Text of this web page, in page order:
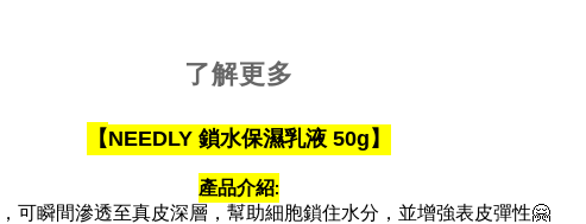
了解更多
【NEEDLY 鎖水保濕乳液 50g 】
產品介紹:
可瞬間滲透至真皮深層，幫助細胞鎖住水分，並增強表皮彈性🤗